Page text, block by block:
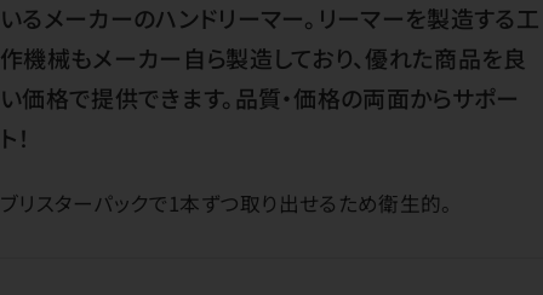
いるメーカーのハンドリーマー。リーマーを製造する工
作機械もメーカー自ら製造しており、優れた商品を良
い価格で提供できます。品質・価格の両面からサポー
ト！
ブリスターパックで1本ずつ取り出せるため衛生的。